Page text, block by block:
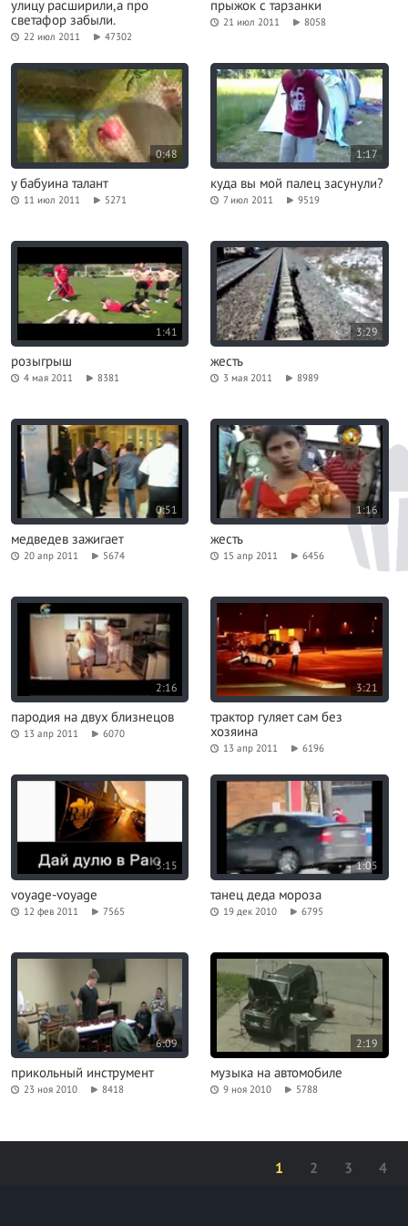
улицу расширили,а про
светафор забыли.
22 июл 2011 47302
прыжок с тарзанки
21 июл 2011 8058
0:48
у бабуина талант
11 июл 2011 5271
1:17
куда вы мой палец засунули?
7 июл 2011 9519
1:41
розыгрыш
4 мая 2011 8381
3:29
жесть
3 мая 2011 8989
0:51
медведев зажигает
20 апр 2011 5674
1:16
жесть
15 апр 2011 6456
2:16
пародия на двух близнецов
13 апр 2011 6070
3:21
трактор гуляет сам без
хозяина
13 апр 2011 6196
3:15
voyage-voyage
12 фев 2011 7565
1:05
танец деда мороза
19 дек 2010 6795
6:09
прикольный инструмент
23 ноя 2010 8418
2:19
музыка на автомобиле
9 ноя 2010 5788
1 2 3 4